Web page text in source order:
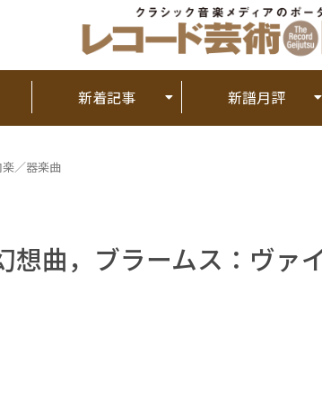
新着記事 新譜月評
楽／器楽曲
想曲，ブラームス：ヴァ